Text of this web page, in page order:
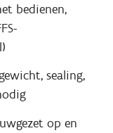
bedienen,
sealing,
op en